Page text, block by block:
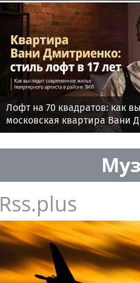
Лофт на 70 квадратов: как
московская квартира Вани
купленная в 17 лет
Rss.plus